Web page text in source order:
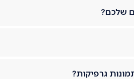
שלכם?
גרפיקות?